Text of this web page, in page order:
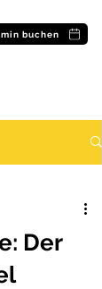
buchen
Der